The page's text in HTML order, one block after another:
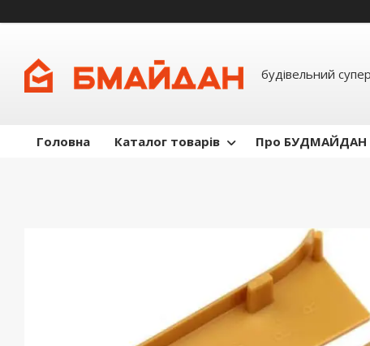
будівельний
Головна Каталог товарів Про БУДМАЙДАН